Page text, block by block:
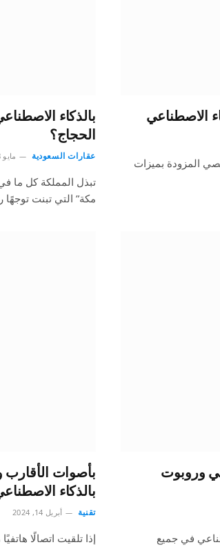
الاصطناعي
المزودة بميزات
بالذكاء
الحجاج؟
عقارات السعودية مايو 18, 2024
تبذل المملكة كل ما
مكة” التي تبنت توجهًا
وروبوت
في جميع
بأصوات الأقارب
بالذكاء
تقنية أبريل 14, 2024
إذا تلقيت اتصالًا